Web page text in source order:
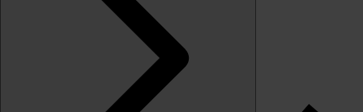
Originele merkglazen op sterkte